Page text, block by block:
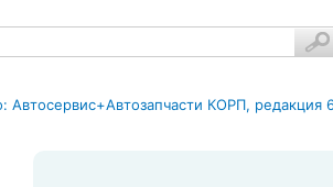
Автосервис+Автозапчасти КОРП, редакция